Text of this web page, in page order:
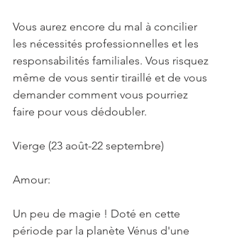
Vous aurez encore du mal à concilier
les nécessités professionnelles et les
responsabilités familiales. Vous risquez
même de vous sentir tiraillé et de vous
demander comment vous pourriez
faire pour vous dédoubler.
Vierge (23 août-22 septembre)
Amour:
Un peu de magie ! Doté en cette
période par la planète Vénus d'une